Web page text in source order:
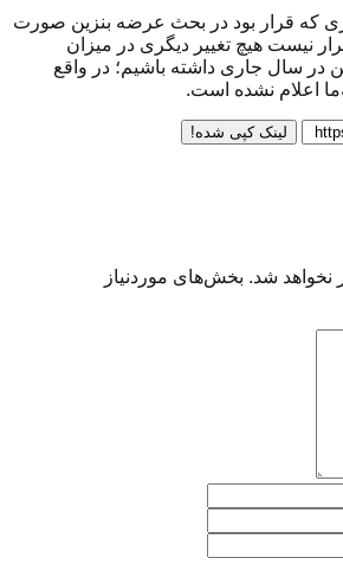
که قرار بود در بحث عرضه بنزین صورت
نیست هیچ تغییر دیگری در میزان
در سال جاری داشته باشیم؛ در واقع
اعلام نشده است.
لینک کپی شده!
نخواهد شد. بخش‌های موردنیاز